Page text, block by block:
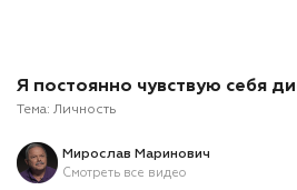
Я постоянно чувствую себя
Тема: Личность
Мирослав Маринович
Смотреть все видео